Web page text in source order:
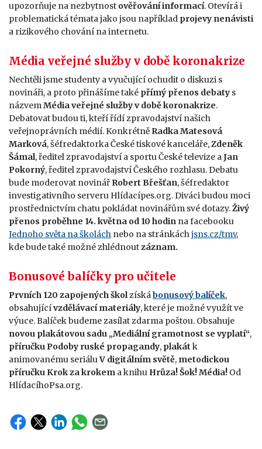
upozorňuje na nezbytnost ověřování informací. Otevírá i
problematická témata jako jsou například projevy nenávisti
a rizikového chování na internetu.
Média veřejné služby v době koronakrize
Nechtěli jsme studenty a vyučující ochudit o diskuzi s
novináři, a proto přinášíme také přímý přenos debaty s
názvemMédia veřejné služby v době koronakrize.
Debatovat budou ti, kteří řídí zpravodajství našich
veřejnoprávních médií. Konkrétně Radka Matesová
Marková, šéfredaktorka České tiskové kanceláře,Zdeněk
Šámal, ředitel zpravodajství a sportu České televize aJan
Pokorný, ředitel zpravodajství Českého rozhlasu. Debatu
bude moderovat novinář Robert Břešťan, šéfredaktor
investigativního serveru Hlídacípes.org. Diváci budou moci
prostřednictvím chatu pokládat novinářům své dotazy.Živý
přenos proběhne 14. května od 10 hodin na facebooku
Jednoho světa na školách nebo na stránkáchjsns.cz/tmv,
kde bude také možné zhlédnoutzáznam.
Bonusové balíčky pro učitele
Prvních 120 zapojených školzískábonusový balíček,
obsahujícívzdělávací materiály, které je možné využít ve
výuce. Balíček budeme zasílat zdarma poštou. Obsahuje
novou plakátovou sadu „Mediální gramotnost se vyplatí“,
příručku Podoby ruské propagandy, plakát k
animovanému seriáluV digitálním světě, metodickou
příručku Krok za krokem a knihu Hrůza! Šok! Média! Od
HlídacíhoPsa.org.